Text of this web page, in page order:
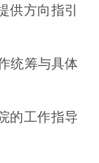
供方向指引
统筹与具体
的工作指导